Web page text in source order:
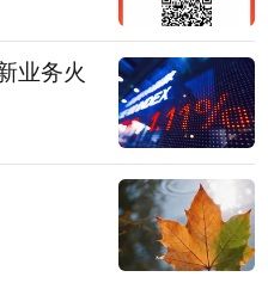
业务火